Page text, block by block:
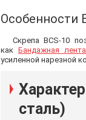
Особенности
Скрепа BCS-10
какБандажная
усиленной нарезной
сталь)